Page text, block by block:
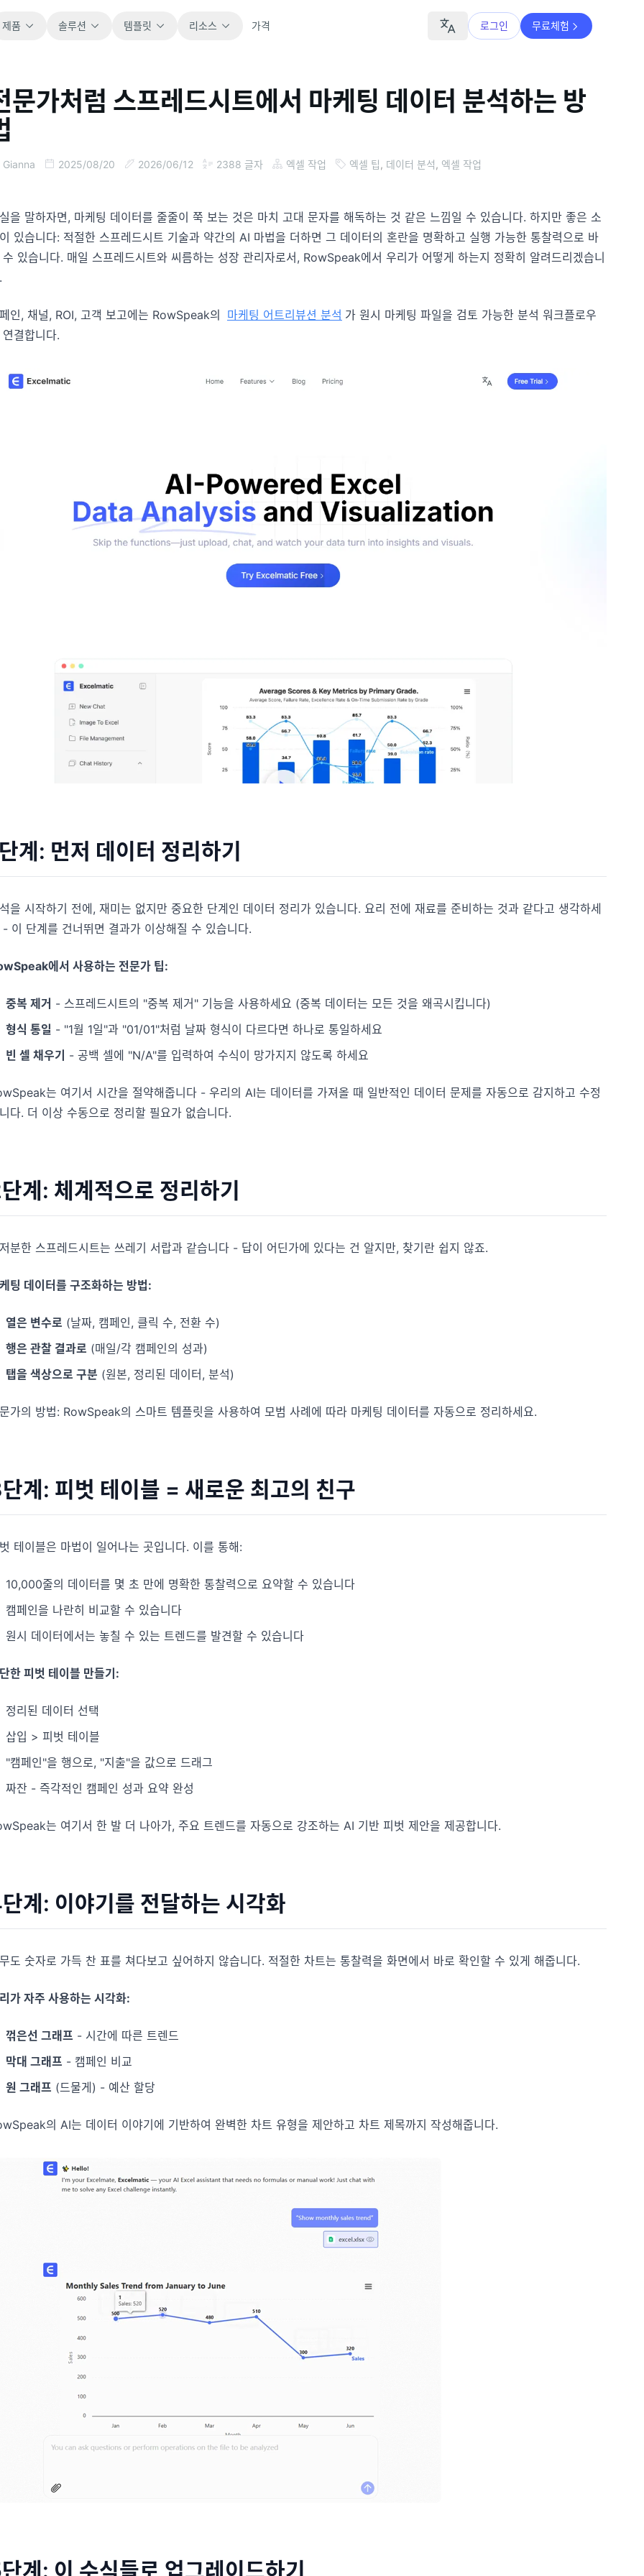
제품 솔루션 템플릿
전체
운영
업무 흐름, 인수인계, 계획, 실행을 추적합니다.
파이프라인, 목표, 예측, 매출 추적에 활용합니
다.
마일스톤, 담당자, 납기, 상태를 관리합니다.
리소스
블로그
문서
핵심 제품 문서, 설정, 사용 참고 자료를 제공합
프롬프트 라이브러리
새 사용자와 팀을 위한 빠른 온보딩 가이드입니
가격 로그인 무료체험
문가처럼 스프레드시트에서 마케팅 데이터 분석하는 방
Gianna 2025/08/20 2026/06/12 2388 글자 엑셀 작업 엑셀 팁 , 데이터 분석 , 엑셀 작업
을 말하자면, 마케팅 데이터를 줄줄이 쭉 보는 것은 마치 고대 문자를 해독하는 것 같은 느낌일 수 있습니다. 하지만 좋은 소
있습니다: 적절한 스프레드시트 기술과 약간의 AI 마법을 더하면 그 데이터의 혼란을 명확하고 실행 가능한 통찰력으로 바
있습니다. 매일 스프레드시트와 씨름하는 성장 관리자로서, RowSpeak에서 우리가 어떻게 하는지 정확히 알려드리겠습니
인, 채널, ROI, 고객 보고에는 RowSpeak의 마케팅 어트리뷰션 분석 가 원시 마케팅 파일을 검토 가능한 분석 워크플로우
결합니다.
계: 먼저 데이터 정리하기
을 시작하기 전에, 재미는 없지만 중요한 단계인 데이터 정리가 있습니다. 요리 전에 재료를 준비하는 것과 같다고 생각하세
- 이 단계를 건너뛰면 결과가 이상해질 수 있습니다.
에서 사용하는 전문가 팁:
중복 제거 - 스프레드시트의 "중복 제거" 기능을 사용하세요 (중복 데이터는 모든 것을 왜곡시킵니다)
형식 통일 - "1월 1일"과 "01/01"처럼 날짜 형식이 다르다면 하나로 통일하세요
빈 셀 채우기 - 공백 셀에 "N/A"를 입력하여 수식이 망가지지 않도록 하세요
는 여기서 시간을 절약해줍니다 - 우리의 AI는 데이터를 가져올 때 일반적인 데이터 문제를 자동으로 감지하고 수정
다. 더 이상 수동으로 정리할 필요가 없습니다.
계: 체계적으로 정리하기
분한 스프레드시트는 쓰레기 서랍과 같습니다 - 답이 어딘가에 있다는 건 알지만, 찾기란 쉽지 않죠.
팅 데이터를 구조화하는 방법:
열은 변수로 (날짜, 캠페인, 클릭 수, 전환 수)
행은 관찰 결과로 (매일/각 캠페인의 성과)
탭을 색상으로 구분 (원본, 정리된 데이터, 분석)
가의 방법: RowSpeak의 스마트 템플릿을 사용하여 모범 사례에 따라 마케팅 데이터를 자동으로 정리하세요.
계: 피벗 테이블 = 새로운 최고의 친구
테이블은 마법이 일어나는 곳입니다. 이를 통해:
10,000줄의 데이터를 몇 초 만에 명확한 통찰력으로 요약할 수 있습니다
캠페인을 나란히 비교할 수 있습니다
원시 데이터에서는 놓칠 수 있는 트렌드를 발견할 수 있습니다
한 피벗 테이블 만들기:
정리된 데이터 선택
삽입 > 피벗 테이블
"캠페인"을 행으로, "지출"을 값으로 드래그
짜잔 - 즉각적인 캠페인 성과 요약 완성
는 여기서 한 발 더 나아가, 주요 트렌드를 자동으로 강조하는 AI 기반 피벗 제안을 제공합니다.
계: 이야기를 전달하는 시각화
도 숫자로 가득 찬 표를 쳐다보고 싶어하지 않습니다. 적절한 차트는 통찰력을 화면에서 바로 확인할 수 있게 해줍니다.
가 자주 사용하는 시각화:
꺾은선 그래프 - 시간에 따른 트렌드
막대 그래프 - 캠페인 비교
원 그래프 (드물게) - 예산 할당
의 AI는 데이터 이야기에 기반하여 완벽한 차트 유형을 제안하고 차트 제목까지 작성해줍니다.
계: 이 수식들로 업그레이드하기